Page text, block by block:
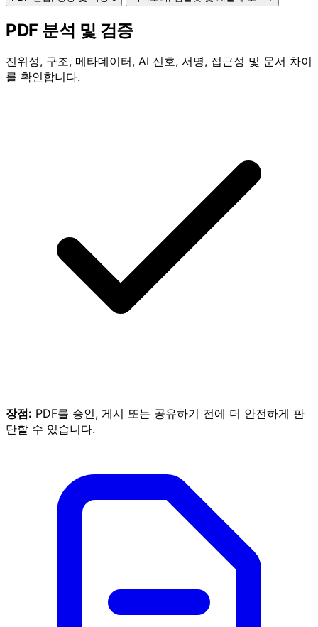
PDF 분석 및 검증
진위성, 구조, 메타데이터, AI 신호, 서명, 접근성 및 문서 차이
를 확인합니다.
장점: PDF를 승인, 게시 또는 공유하기 전에 더 안전하게 판
단할 수 있습니다.